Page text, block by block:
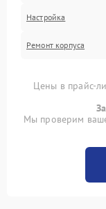
Настройка
Ремонт корпуса
Цены в прайс-
Мы проверим